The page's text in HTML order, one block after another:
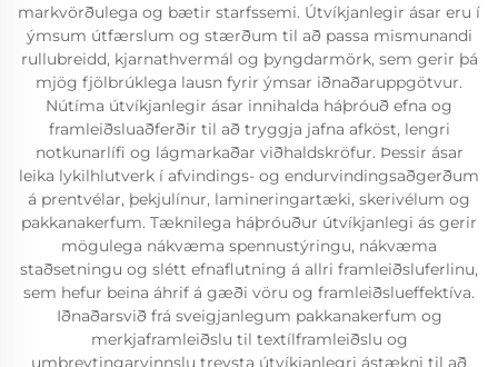
markvörðulega og bætir starfssemi. Útvíkjanlegir ásar eru í
ýmsum útfærslum og stærðum til að passa mismunandi
rullubreidd, kjarnathvermál og þyngdarmörk, sem gerir þá
mjög fjölbrúklega lausn fyrir ýmsar iðnaðaruppgötvur.
Nútíma útvíkjanlegir ásar innihalda háþróuð efna og
framleiðsluaðferðir til að tryggja jafna afköst, lengri
notkunarlífi og lágmarkaðar viðhaldskröfur. Þessir ásar
leika lykilhlutverk í afvindings- og endurvindingsaðgerðum
á prentvélar, þekjulínur, lamineringartæki, skerivélum og
pakkanakerfum. Tæknilega háþróuður útvíkjanlegi ás gerir
mögulega nákvæma spennustýringu, nákvæma
staðsetningu og slétt efnaflutning á allri framleiðsluferlinu,
sem hefur beina áhrif á gæði vöru og framleiðslueffektíva.
Iðnaðarsvið frá sveigjanlegum pakkanakerfum og
merkjaframleiðslu til textílframleiðslu og
umbreytingarvinnslu treysta útvíkjanlegri ástækni til að